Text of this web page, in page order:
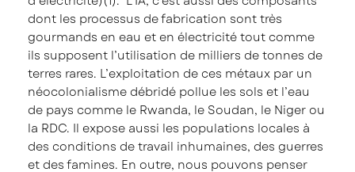
dont les processus de fabrication sont très
gourmands en eau et en électricité tout comme
ils supposent l’utilisation de milliers de tonnes de
terres rares. L’exploitation de ces métaux par un
néocolonialisme débridé pollue les sols et l’eau
de pays comme le Rwanda, le Soudan, le Niger ou
la RDC. Il expose aussi les populations locales à
des conditions de travail inhumaines, des guerres
et des famines. En outre, nous pouvons penser